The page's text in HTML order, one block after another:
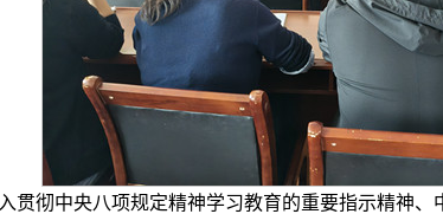
贯彻中央八项规定精神学习教育的重要指示精神